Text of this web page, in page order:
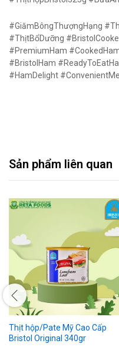
#GiămBôngThượngHạng
#ThịtBổDưỡng
#PremiumHam
#BristolHam
#HamDelight
Sản phẩm liên quan
Thịt hộp/Pate Mỹ Cao Cấp
Bristol Original 340gr